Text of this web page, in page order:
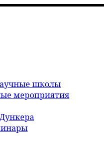
школы
мероприятия